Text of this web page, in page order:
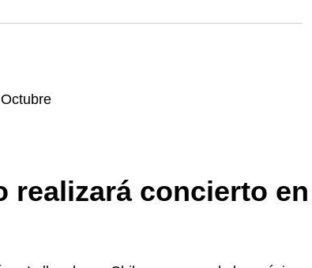
concierto en